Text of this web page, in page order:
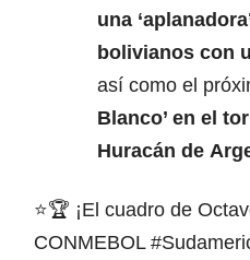
una
bolivianos con
así como el
Blanco’ en el
Huracán de
⭐🏆 ¡El cuadro de
CONMEBOL